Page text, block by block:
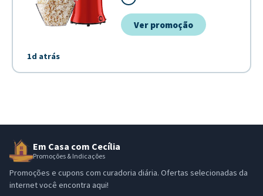
1d atrás
milho, dispensando o uso de óleo
Ver promoção
Em Casa com Cecília
Promoções & Indicações
Promoções e cupons com curadoria diária. Ofertas selecionadas da
internet você encontra aqui!